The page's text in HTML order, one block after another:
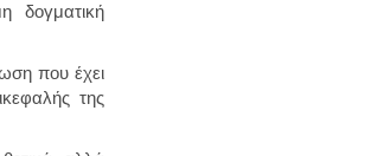
δογματική
που έχει
της